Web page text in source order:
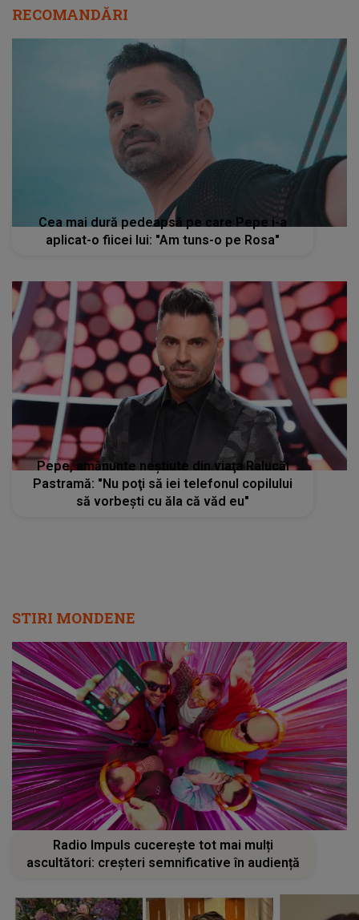
RECOMANDĂRI
Cea mai dură pedeapsă pe care Pepe i-a
aplicat-o fiicei lui: "Am tuns-o pe Rosa"
Pepe, amănunte neştiute din viaţa Ralucăi
Pastramă: "Nu poţi să iei telefonul copilului
să vorbeşti cu ăla că văd eu"
STIRI MONDENE
Radio Impuls cucerește tot mai mulți
ascultători: creșteri semnificative în audiență